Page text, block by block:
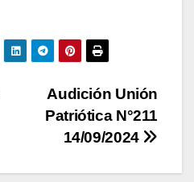
Audición Unión
Patriótica N°211
14/09/2024